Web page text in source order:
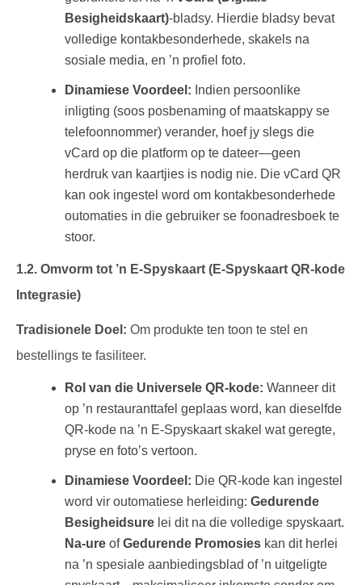
Besigheidskaart)-bladsy. Hierdie bladsy bevat
volledige kontakbesonderhede, skakels na
sosiale media, en ’n profiel foto.
Dinamiese Voordeel: Indien persoonlike
inligting (soos posbenaming of maatskappy se
telefoonnommer) verander, hoef jy slegs die
vCard op die platform op te dateer—geen
herdruk van kaartjies is nodig nie. Die vCard QR
kan ook ingestel word om kontakbesonderhede
outomaties in die gebruiker se foonadresboek te
stoor.
1.2. Omvorm tot ’n E-Spyskaart (E-Spyskaart QR-kode
Integrasie)
Tradisionele Doel: Om produkte ten toon te stel en
bestellings te fasiliteer.
Rol van die Universele QR-kode: Wanneer dit
op ’n restauranttafel geplaas word, kan dieselfde
QR-kode na ’n E-Spyskaart skakel wat geregte,
pryse en foto’s vertoon.
Dinamiese Voordeel: Die QR-kode kan ingestel
word vir outomatiese herleiding: Gedurende
Besigheidsure lei dit na die volledige spyskaart.
Na-ure ofGedurende Promosies kan dit herlei
na ’n spesiale aanbiedingsblad of ’n uitgeligte